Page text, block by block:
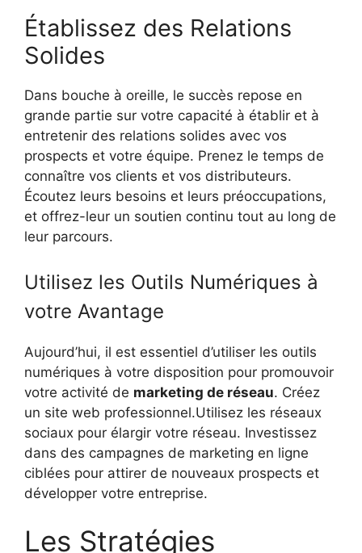
Établissez des Relations
Solides
Dans bouche à oreille, le succès repose en
grande partie sur votre capacité à établir et à
entretenir des relations solides avec vos
prospects et votre équipe. Prenez le temps de
connaître vos clients et vos distributeurs.
Écoutez leurs besoins et leurs préoccupations,
et offrez-leur un soutien continu tout au long de
leur parcours.
Utilisez les Outils Numériques à
votre Avantage
Aujourd’hui, il est essentiel d’utiliser les outils
numériques à votre disposition pour promouvoir
votre activité de marketing de réseau. Créez
un site web professionnel.Utilisez les réseaux
sociaux pour élargir votre réseau. Investissez
dans des campagnes de marketing en ligne
ciblées pour attirer de nouveaux prospects et
développer votre entreprise.
Les Stratégies